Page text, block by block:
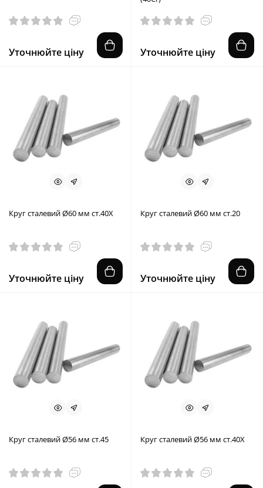
Уточнюйте ціну Уточнюйте ціну
Круг сталевий Ø60 мм ст.40X
Уточнюйте ціну
Круг сталевий Ø60 мм ст.20
Уточнюйте ціну
Круг сталевий Ø56 мм ст.45 Круг сталевий Ø56 мм ст.40X